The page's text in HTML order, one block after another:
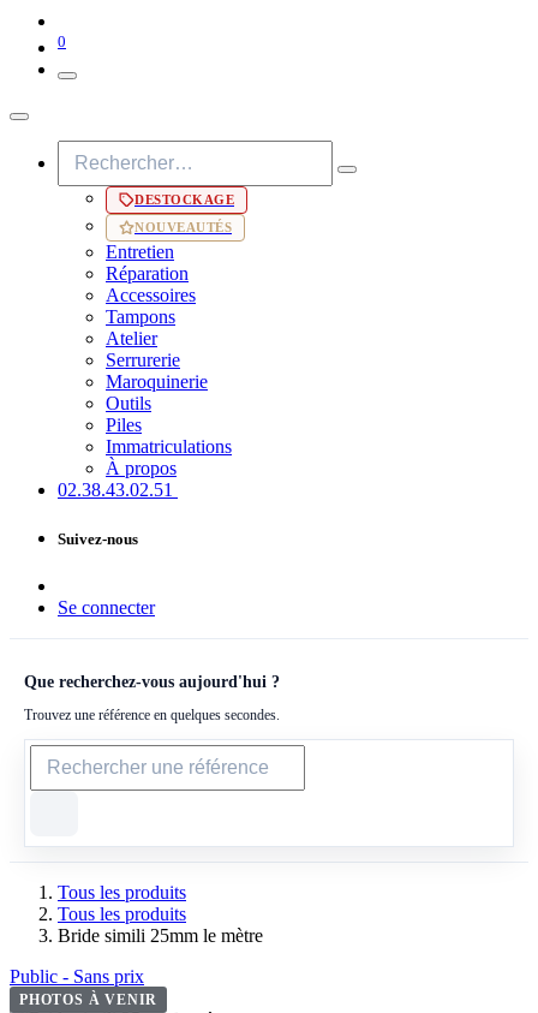
0
DESTOCKAGE
NOUVEAUTÉS
Entretien
Réparation
Accessoires
Tampons
Atelier
Serrurerie
Maroquinerie
Outils
Piles
Immatriculations
À propos
02.38.43​.02.51
Suivez-nous
Se connecter
Que recherchez-vous aujourd'hui ?
Trouvez une référence en quelques secondes.
Tous les produits
Tous les produits
Bride simili 25mm le mètre
Public - Sans prix
PHOTOS À VENIR